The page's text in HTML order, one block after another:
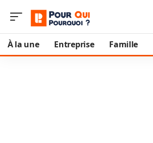
À la une Entreprise Famille